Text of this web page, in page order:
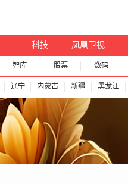
科技 凤凰卫视
智库 股票 数码
辽宁 内蒙古 新疆 黑龙江